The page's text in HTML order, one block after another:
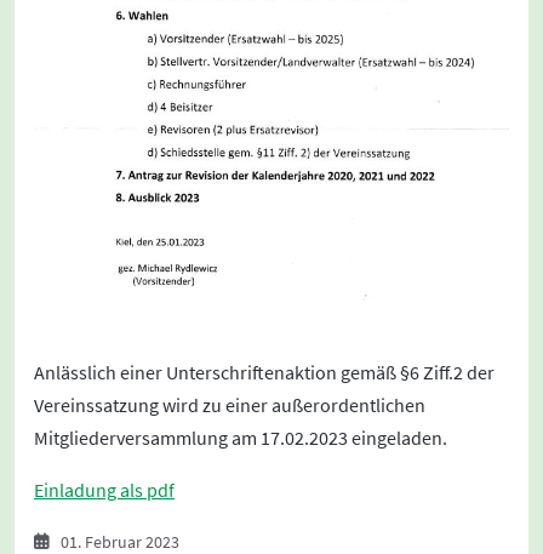
Anlässlich einer Unterschriftenaktion gemäß §6 Ziff.2 der
Vereinssatzung wird zu einer außerordentlichen
Mitgliederversammlung am 17.02.2023 eingeladen.
Einladung als pdf
01. Februar 2023